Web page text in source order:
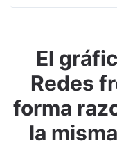
El
Redes
forma
la